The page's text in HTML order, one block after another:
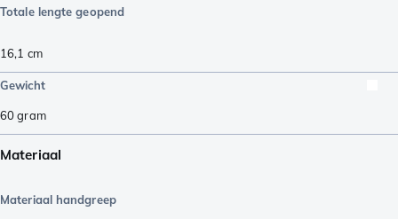
Totale lengte geopend
16,1 cm
Gewicht
60gram
Materiaal
Materiaal handgreep